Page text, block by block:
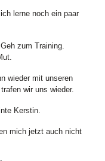
lerne noch ein paar
zum Training.
wieder mit unseren
wir uns wieder.
Kerstin.
mich jetzt auch nicht